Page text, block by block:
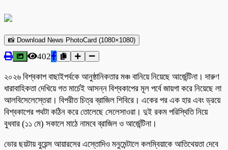
📸 Download News PhotoCard (1080×1080)
402
২০২৬ বিশ্বকাপ বাছাইপর্বকে আনুষ্ঠানিকতার মঞ্চ বানিয়ে নিয়েছে আর্জেন্টিনা। দারুণ
ধারাবাহিকতা দেখিয়ে গত মার্চেই আসন্ন বিশ্বকাপের মূল পর্বে জায়গা করে নিয়েছে লা
আলবিসেলেস্তেরা। বিপরীত চিত্র ব্রাজিল শিবিরে। একের পর এক হার এবং ড্রয়ে
বিশ্বকাপের পথটা কঠিন করে তোলেছে সেলেসাওরা। দুই রকম পরিস্থিতি নিয়ে
বুধবার (১১ মে) সকালে মাঠে নামবে ব্রাজিল ও আর্জেন্টিনা।
ভোর ছয়টায় বুয়েন্স আয়ারসের এস্তোদিও মনুমেন্টালে কলম্বিয়াকে আতিথেয়তা দেবে